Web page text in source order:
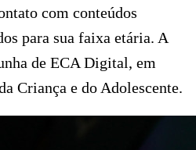
com conteúdos
para sua faixa etária. A
de ECA Digital, em
Criança e do Adolescente.